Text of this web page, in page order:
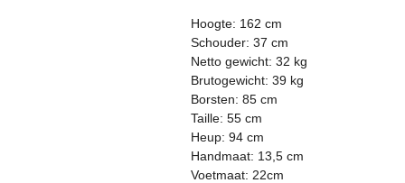
Hoogte: 162 cm
Schouder: 37 cm
Netto gewicht: 32 kg
Brutogewicht: 39 kg
Borsten: 85 cm
Taille: 55 cm
Heup: 94 cm
Handmaat: 13,5 cm
Voetmaat: 22cm